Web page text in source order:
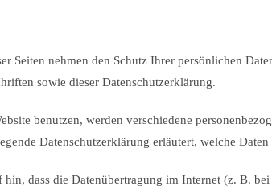
Seiten nehmen den Schutz Ihrer persönlichen
sowie dieser Datenschutzerklärung.
benutzen, werden verschiedene
Datenschutzerklärung erläutert, welche
hin, dass die Datenübertragung im Internet (z. B.